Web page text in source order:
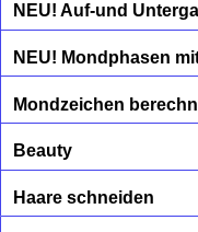
NEU! Auf-und
NEU! Mondphasen
Mondzeichen
Beauty
Haare schneiden